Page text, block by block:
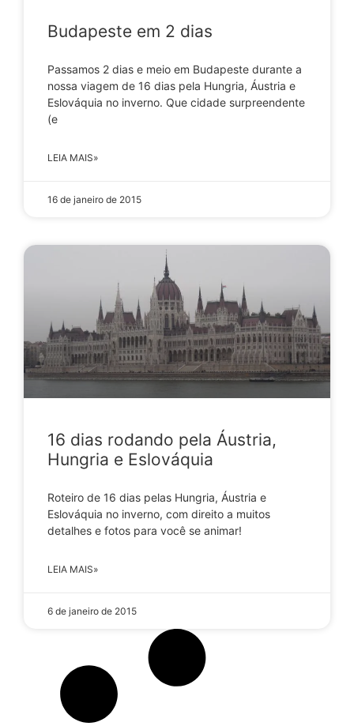
Budapeste em 2 dias
Passamos 2 dias e meio em Budapeste durante a
nossa viagem de 16 dias pela Hungria, Áustria e
Eslováquia no inverno. Que cidade surpreendente
(e
LEIA MAIS»
16 de janeiro de 2015
16 dias rodando pela Áustria,
Hungria e Eslováquia
Roteiro de 16 dias pelas Hungria, Áustria e
Eslováquia no inverno, com direito a muitos
detalhes e fotos para você se animar!
LEIA MAIS»
6 de janeiro de 2015